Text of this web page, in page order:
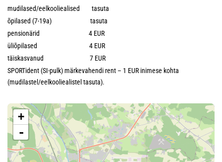
mudilased/eelkooliealised tasuta
õpilased (7-19a) tasuta
pensionärid 4 EUR
üliõpilased 4 EUR
täiskasvanud 7 EUR
SPORTident (SI-pulk) märkevahendi rent – 1 EUR inimese kohta
(mudilastel/eelkooliealistel tasuta).
+
-